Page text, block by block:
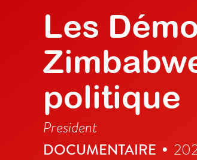
Les
politique
President
DOCUMENTAIRE •